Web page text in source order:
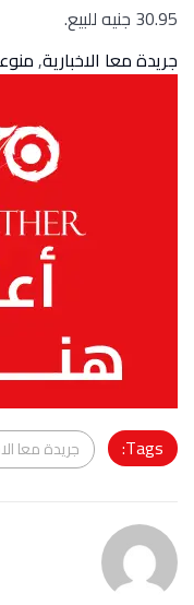
30.95 جنيه للبيع.
جريدة معا الاخبارية,
Tags: جريدة معا